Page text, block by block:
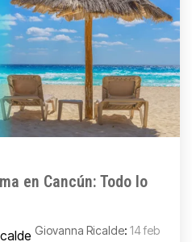
en Cancún: Todo lo
Giovanna Ricalde: 14 feb